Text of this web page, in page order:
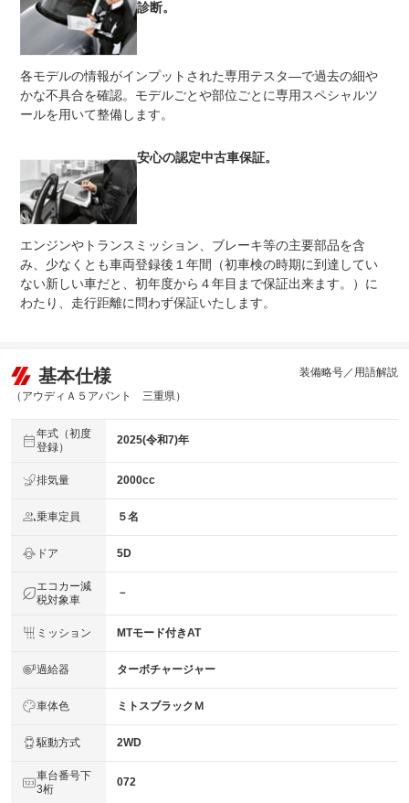
保証修理
-
法定整備
※車検なし・車検整備付の場合は法定24ヶ月点検整備付
※商用車は6ヶ月または12ヶ月点検整備付
高度な訓練・教育を受けたアウディ専任メカニックが、１
クリアしたアウディ車だけが、あなたのお手元に届きま
す。
診断。
各モデルの情報がインプットされた専用テスタ―で過去の細や
かな不具合を確認。モデルごとや部位ごとに専用スペシャルツ
ールを用いて整備します。
安心の認定中古車保証。
エンジンやトランスミッション、ブレーキ等の主要部品を含
み、少なくとも車両登録後１年間（初車検の時期に到達してい
ない新しい車だと、初年度から４年目まで保証出来ます。）に
わたり、走行距離に問わず保証いたします。
基本仕様
（アウディＡ５アバント 三重県）
装備略号／用語解説
年式（初度
登録）
2025(令和7)年
排気量 2000cc
乗車定員 ５名
ドア 5D
エコカー減
税対象車
－
ミッション MTモード付きAT
過給器 ターボチャージャー
車体色 ミトスブラックＭ
駆動方式 2WD
車台番号下
3桁
072